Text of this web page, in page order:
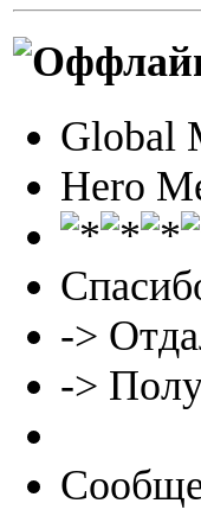
Global
Hero
->
->